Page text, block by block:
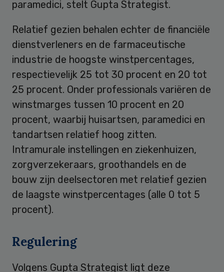
paramedici, stelt Gupta Strategist.
Relatief gezien behalen echter de financiële
dienstverleners en de farmaceutische
industrie de hoogste winstpercentages,
respectievelijk 25 tot 30 procent en 20 tot
25 procent. Onder professionals variëren de
winstmarges tussen 10 procent en 20
procent, waarbij huisartsen, paramedici en
tandartsen relatief hoog zitten.
Intramurale instellingen en ziekenhuizen,
zorgverzekeraars, groothandels en de
bouw zijn deelsectoren met relatief gezien
de laagste winstpercentages (alle 0 tot 5
procent).
Regulering
Volgens Gupta Strategist ligt deze